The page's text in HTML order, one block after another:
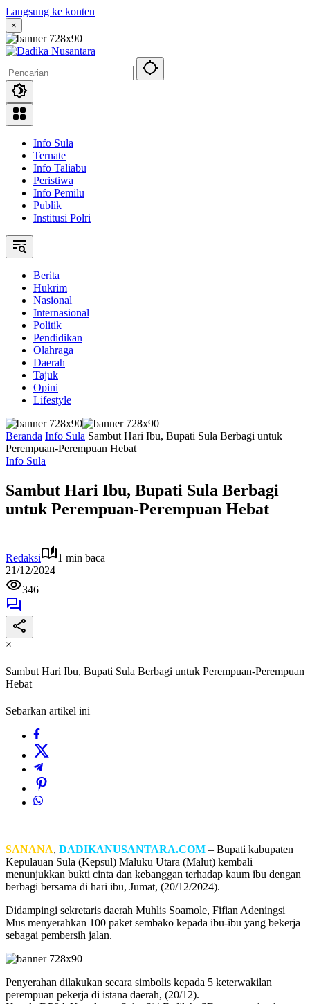
Langsung ke konten
×
Info Sula
Ternate
Info Taliabu
Peristiwa
Info Pemilu
Publik
Institusi Polri
Berita
Hukrim
Nasional
Internasional
Politik
Pendidikan
Olahraga
Daerah
Tajuk
Opini
Lifestyle
Beranda Info Sula Sambut Hari Ibu, Bupati Sula Berbagi untuk
Perempuan-Perempuan Hebat
Info Sula
Sambut Hari Ibu, Bupati Sula Berbagi
untuk Perempuan-Perempuan Hebat
Redaksi
1 min baca
21/12/2024
346
×
Sambut Hari Ibu, Bupati Sula Berbagi untuk Perempuan-Perempuan
Hebat
Sebarkan artikel ini
SANANA, DADIKANUSANTARA.COM – Bupati kabupaten
Kepulauan Sula (Kepsul) Maluku Utara (Malut) kembali
menunjukkan bukti cinta dan kebanggan terhadap kaum ibu dengan
berbagi bersama di hari ibu, Jumat, (20/12/2024).
Didampingi sekretaris daerah Muhlis Soamole, Fifian Adeningsi
Mus menyerahkan 100 paket sembako kepada ibu-ibu yang bekerja
sebagai pembersih jalan.
Penyerahan dilakukan secara simbolis kepada 5 keterwakilan
perempuan pekerja di istana daerah, (20/12).